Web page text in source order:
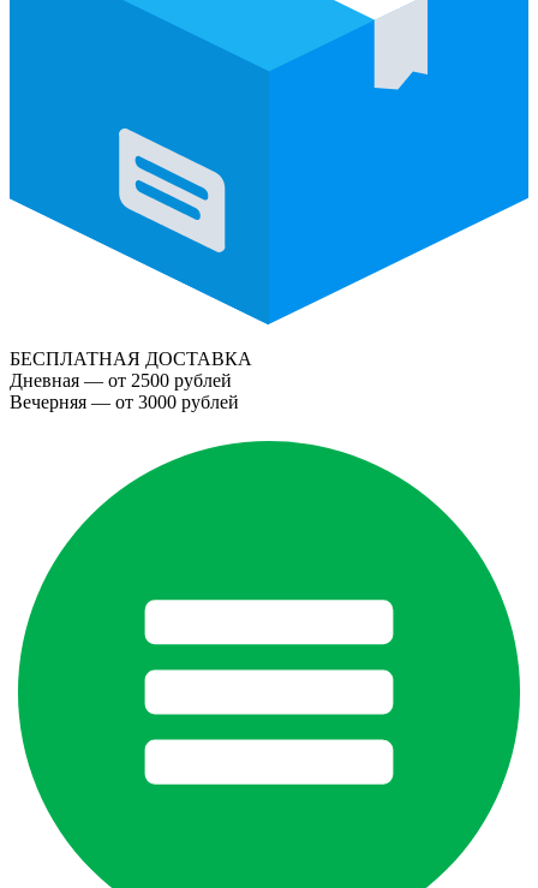
БЕСПЛАТНАЯ ДОСТАВКА
Дневная — от 2500 рублей
Вечерняя — от 3000 рублей